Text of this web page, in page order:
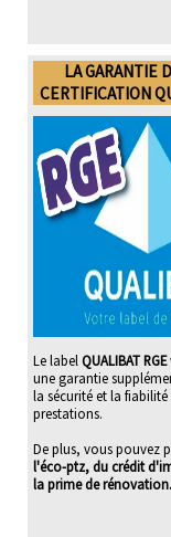
LA GARANTIE
CERTIFICATION
Le label QUALIBAT RGE
une garantie
la sécurité et la fiabilité
prestations.
De plus, vous pouvez
l'éco-ptz, du crédit
la prime de rénovation.